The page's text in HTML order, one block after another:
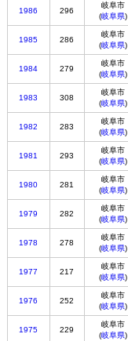
1986 296
岐阜市
(岐阜県)
1985 286
岐阜市
(岐阜県)
1984 279
岐阜市
(岐阜県)
1983 308
岐阜市
(岐阜県)
1982 283
岐阜市
(岐阜県)
1981 293
岐阜市
(岐阜県)
1980 281
岐阜市
(岐阜県)
1979 282
岐阜市
(岐阜県)
1978 278
岐阜市
(岐阜県)
1977 217
岐阜市
(岐阜県)
1976 252
岐阜市
(岐阜県)
1975 229
岐阜市
(岐阜県)